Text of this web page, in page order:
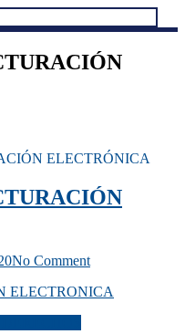
ELECTRÓNICA
No Comment
ELECTRONICA